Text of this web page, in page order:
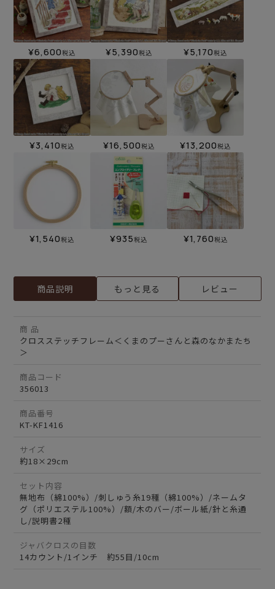
¥6,600税込 ¥5,390税込 ¥5,170税込
¥3,410税込 ¥16,500税込 ¥13,200税込
¥1,540税込 ¥935税込 ¥1,760税込
商品説明 もっと見る レビュー
商 品
クロスステッチフレーム＜くまのプーさんと森のなかまたち
＞
商品コード
356013
商品番号
KT-KF1416
サイズ
約18×29cm
セット内容
無地布（綿100%）/刺しゅう糸19種（綿100%）/ネームタ
グ（ポリエステル100%）/額/木のバー/ボール紙/針と糸通
し/説明書2種
ジャバクロスの目数
14カウント/1インチ 約55目/10cm